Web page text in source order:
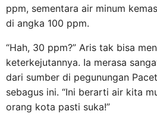
ppm, sementara air minum
di angka 100 ppm.
“Hah, 30 ppm?” Aris tak bisa
keterkejutannya. Ia merasa
dari sumber di pegunungan
sebagus ini. “Ini berarti air kita
orang kota pasti suka!”